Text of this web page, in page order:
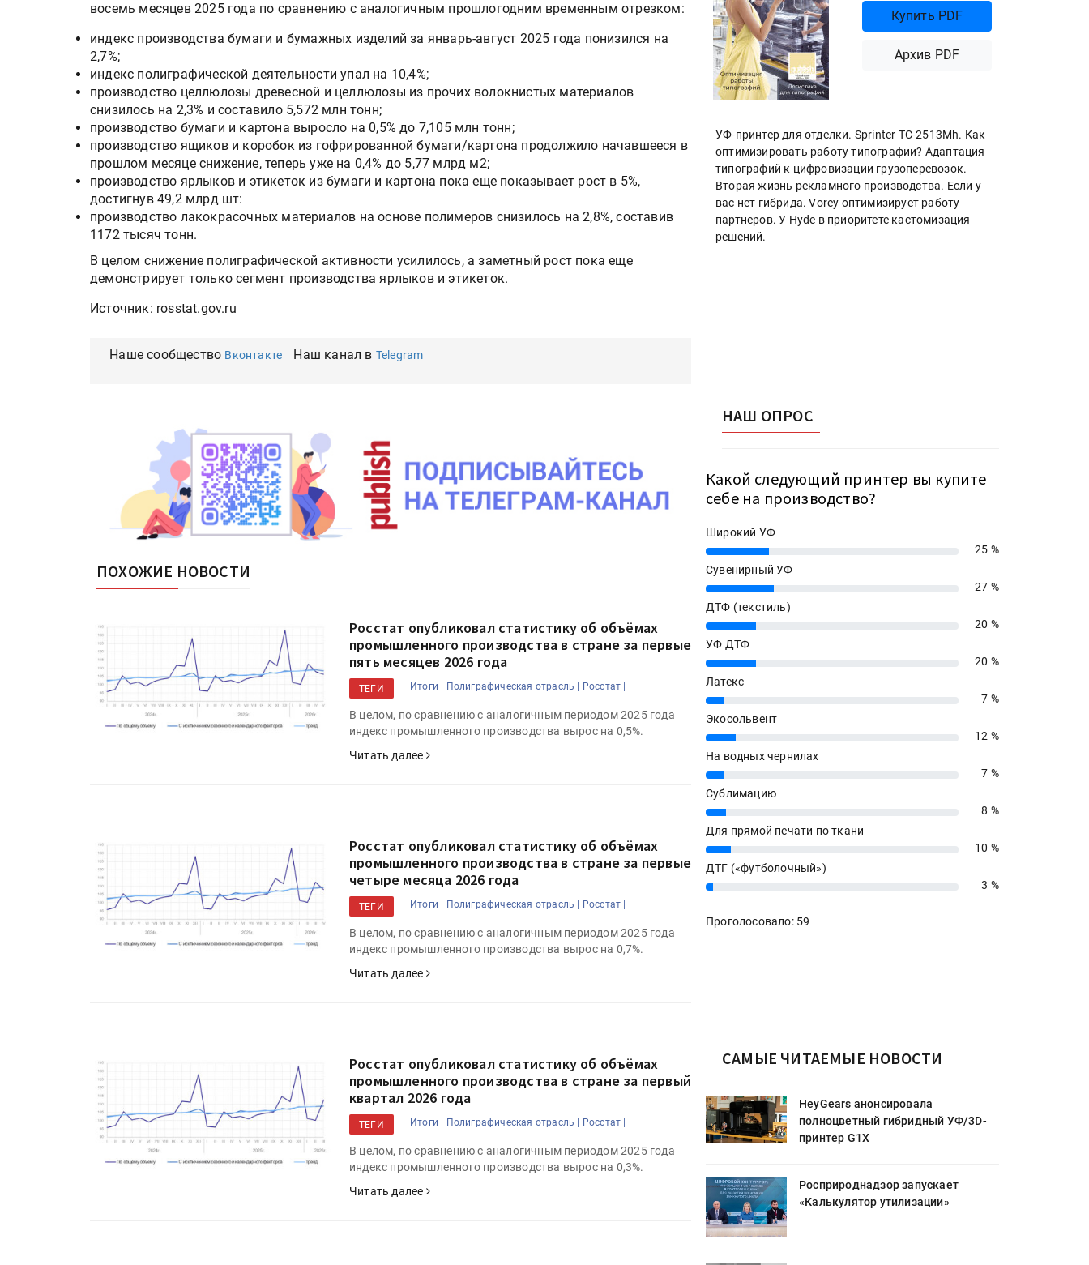
восемь месяцев 2025 года по сравнению с аналогичным прошлогодним временным отрезком:
индекс производства бумаги и бумажных изделий за январь-август 2025 года понизился на
2,7%;
индекс полиграфической деятельности упал на 10,4%;
производство целлюлозы древесной и целлюлозы из прочих волокнистых материалов
снизилось на 2,3% и составило 5,572 млн тонн;
производство бумаги и картона выросло на 0,5% до 7,105 млн тонн;
производство ящиков и коробок из гофрированной бумаги/картона продолжило начавшееся в
прошлом месяце снижение, теперь уже на 0,4% до 5,77 млрд м2;
производство ярлыков и этикеток из бумаги и картона пока еще показывает рост в 5%,
достигнув 49,2 млрд шт:
производство лакокрасочных материалов на основе полимеров снизилось на 2,8%, составив
1172 тысяч тонн.
В целом снижение полиграфической активности усилилось, а заметный рост пока еще
демонстрирует только сегмент производства ярлыков и этикеток.
Источник: rosstat.gov.ru
Наше сообщество Вконтакте Наш канал в Telegram
ПОХОЖИЕ НОВОСТИ
Росстат опубликовал статистику об объёмах
промышленного производства в стране за первые
пять месяцев 2026 года
ТЕГИ Итоги | Полиграфическая отрасль | Росстат |
В целом, по сравнению с аналогичным периодом 2025 года
индекс промышленного производства вырос на 0,5%.
Читать далее
Росстат опубликовал статистику об объёмах
промышленного производства в стране за первые
четыре месяца 2026 года
ТЕГИ Итоги | Полиграфическая отрасль | Росстат |
В целом, по сравнению с аналогичным периодом 2025 года
индекс промышленного производства вырос на 0,7%.
Читать далее
Росстат опубликовал статистику об объёмах
промышленного производства в стране за первый
квартал 2026 года
ТЕГИ Итоги | Полиграфическая отрасль | Росстат |
В целом, по сравнению с аналогичным периодом 2025 года
индекс промышленного производства вырос на 0,3%.
Читать далее
Купить PDF
Архив PDF
УФ-принтер для отделки. Sprinter ТС-2513Mh. Как
оптимизировать работу типографии? Адаптация
типографий к цифровизации грузоперевозок.
Вторая жизнь рекламного производства. Если у
вас нет гибрида. Vorey оптимизирует работу
партнеров. У Hyde в приоритете кастомизация
решений.
НАШ ОПРОС
Какой следующий принтер вы купите
себе на производство?
Широкий УФ
25%
25 %
Сувенирный УФ
27%
27 %
ДТФ (текстиль)
20%
20 %
УФ ДТФ
20%
20 %
Латекс
7%
7 %
Экосольвент
12%
12 %
На водных чернилах
7%
7 %
Сублимацию
8%
8 %
Для прямой печати по ткани
10%
10 %
ДТГ («футболочный»)
3% 3 %
Проголосовало: 59
САМЫЕ ЧИТАЕМЫЕ НОВОСТИ
HeyGears анонсировала
полноцветный гибридный УФ/3D-
принтер G1X
Росприроднадзор запускает
полноцветный гибридный УФ/3D-
HeyGears анонсировала
полноцветный гибридный УФ/3D-
принтер G1X
Росприроднадзор запускает
«Калькулятор утилизации»